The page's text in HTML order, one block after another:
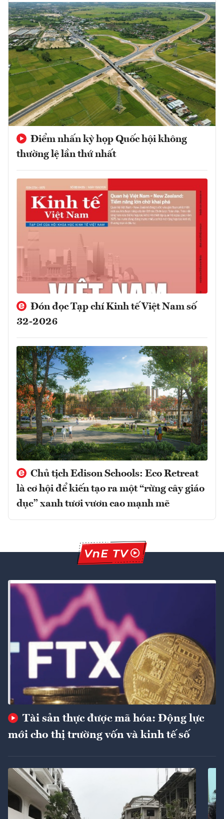
Điểm nhấn kỳ họp Quốc hội không
thường lệ lần thứ nhất
Đón đọc Tạp chí Kinh tế Việt Nam số
32-2026
Chủ tịch Edison Schools: Eco Retreat
là cơ hội để kiến tạo ra một “rừng cây giáo
dục” xanh tươi vươn cao mạnh mẽ
Tài sản thực được mã hóa: Động lực
mới cho thị trường vốn và kinh tế số